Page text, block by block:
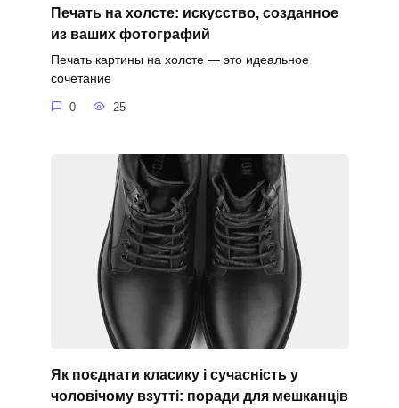
Печать на холсте: искусство, созданное
из ваших фотографий
Печать картины на холсте — это идеальное
сочетание
0 25
Як поєднати класику і сучасність у
чоловічому взутті: поради для мешканців